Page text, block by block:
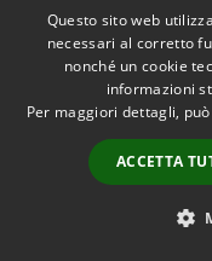
SEGUICI SU
Questo sito web
necessari al corretto
nonché un cookie
informazioni
Per maggiori dettagli,
ACCETTA